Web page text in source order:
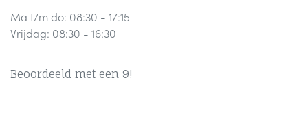
Ma t/m do: 08:30 - 17:15
Vrijdag: 08:30 - 16:30
Beoordeeld met een 9!